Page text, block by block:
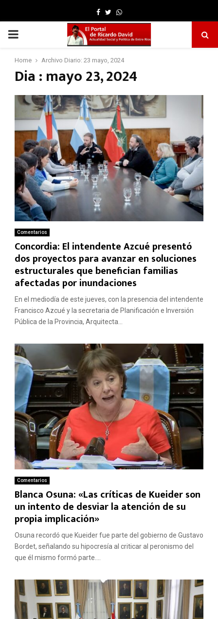
Facebook
TwitterWhatsapp
PRIMARY
MENU
Home Archivo Diario: 23 mayo, 2024
Dia : mayo 23, 2024
Comentarios
Concordia: El intendente Azcué presentó
dos proyectos para avanzar en soluciones
estructurales que benefician familias
afectadas por inundaciones
En el mediodía de este jueves, con la presencia del intendente
Francisco Azcué y la secretaria de Planificación e Inversión
Pública de la Provincia, Arquitecta...
Comentarios
Blanca Osuna: «Las críticas de Kueider son
un intento de desviar la atención de su
propia implicación»
Osuna recordó que Kueider fue parte del gobierno de Gustavo
Bordet, señalando su hipocresía al criticar al peronismo del
que él mismo formó parte....